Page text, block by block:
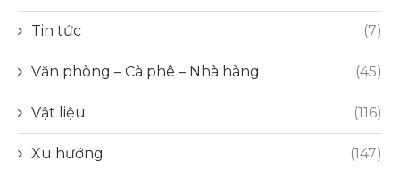
Tin tức (7)
Văn phòng – Cà phê – Nhà hàng (45)
Vật liệu (116)
Xu hướng (147)